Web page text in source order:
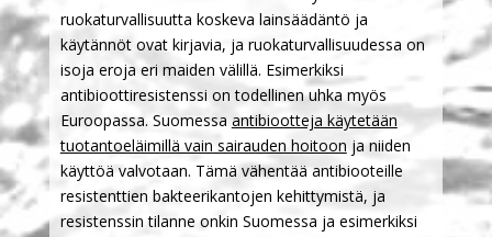
ruokaturvallisuutta koskeva lainsäädäntö ja
käytännöt ovat kirjavia, ja ruokaturvallisuudessa on
isoja eroja eri maiden välillä. Esimerkiksi
antibioottiresistenssi on todellinen uhka myös
Euroopassa. Suomessa antibiootteja käytetään
tuotantoeläimillä vain sairauden hoitoon ja niiden
käyttöä valvotaan. Tämä vähentää antibiooteille
resistenttien bakteerikantojen kehittymistä, ja
resistenssin tilanne onkin Suomessa ja esimerkiksi